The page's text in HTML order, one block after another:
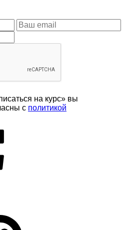
на курс» вы
с политикой